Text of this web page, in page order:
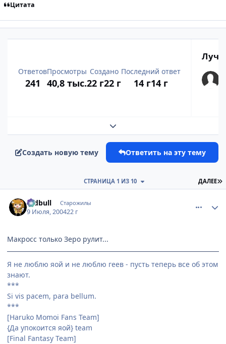
Цитата
Ответов
241
Просмотры
40,8 тыс.
Создано
22 г22 г
Последний ответ
14 г14 г
Развернуть обзор темы
Создать новую тему Ответить на эту тему
ДАЛЕЕ
СТРАНИЦА 1 ИЗ 10
redbull Старожилы
9 Июля, 200422 г
Макросс только Зеро рулит...
Я не люблю яой и не люблю геев - пусть теперь все об этом
знают.
***
Si vis pacem, para bellum.
***
[Haruko Momoi Fans Team]
{Да упокоится яой} team
[Final Fantasy Team]